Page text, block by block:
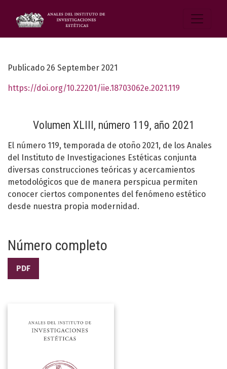
Publicado 26 September 2021
https://doi.org/10.22201/iie.18703062e.2021.119
Volumen XLIII, número 119, año 2021
El número 119, temporada de otoño 2021, de los Anales
del Instituto de Investigaciones Estéticas conjunta
diversas construcciones teóricas y acercamientos
metodológicos que de manera perspicua permiten
conocer ciertos componentes del fenómeno estético
desde nuestra propia modernidad.
Número completo
PDF